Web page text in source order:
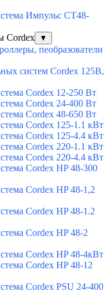
Импульс СТ48-
Cordex
▼
пеобразователи
систем Cordex 125В,
Cordex 12-250 Вт
Cordex 24-400 Вт
Cordex 48-650 Вт
Cordex 125-1.1 кВт
Cordex 125-4.4 кВт
Cordex 220-1.1 кВт
Cordex 220-4.4 кВт
Cordex HP 48-300
Cordex HP 48-1,2
Cordex HP 48-1.2
Cordex HP 48-2
Cordex HP 48-4кВт
Cordex HP 48-12
Cordex PSU 24-400